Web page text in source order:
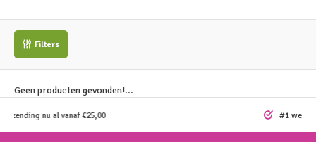
Filters
Geen producten gevonden!...
nu al vanaf €25,00 #1 webwinkel